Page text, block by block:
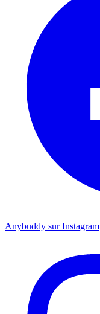
Anybuddy sur Instagram